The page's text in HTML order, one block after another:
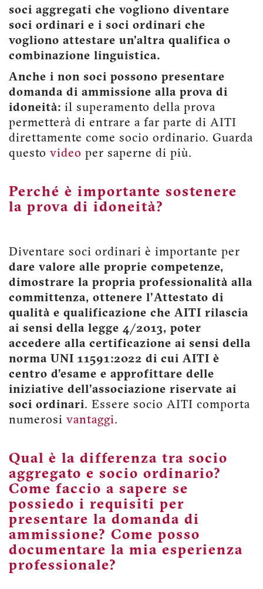
soci aggregati che vogliono diventare
soci ordinari e i soci ordinari che
vogliono attestare un’altra qualifica o
combinazione linguistica.
Anche i non soci possono presentare
domanda di ammissione alla prova di
idoneità: il superamento della prova
permetterà di entrare a far parte di AITI
direttamente come socio ordinario. Guarda
questo video per saperne di più.
Perché è importante sostenere
la prova di idoneità?
Diventare soci ordinari è importante per
dare valore alle proprie competenze,
dimostrare la propria professionalità alla
committenza, ottenere l’Attestato di
qualità e qualificazione che AITI rilascia
ai sensi della legge 4/2013, poter
accedere alla certificazione ai sensi della
norma UNI 11591:2022 di cui AITI è
centro d’esame e approfittare delle
iniziative dell’associazione riservate ai
soci ordinari. Essere socio AITI comporta
numerosi vantaggi.
Qual è la differenza tra socio
aggregato e socio ordinario?
Come faccio a sapere se
possiedo i requisiti per
presentare la domanda di
ammissione? Come posso
documentare la mia esperienza
professionale?